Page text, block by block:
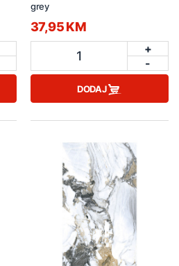
grey
37,95 KM
1
+
-
DODAJ